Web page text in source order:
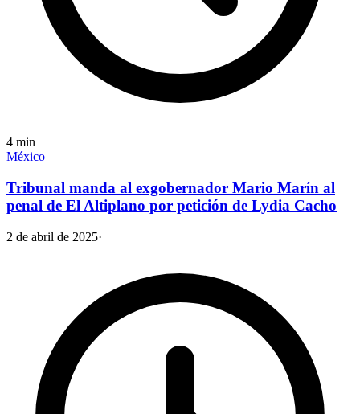
4 min
México
Tribunal manda al exgobernador Mario Marín al
penal de El Altiplano por petición de Lydia Cacho
2 de abril de 2025·